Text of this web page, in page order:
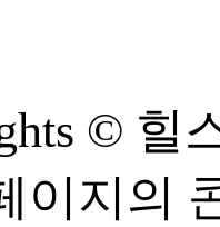
© 힐
이지의